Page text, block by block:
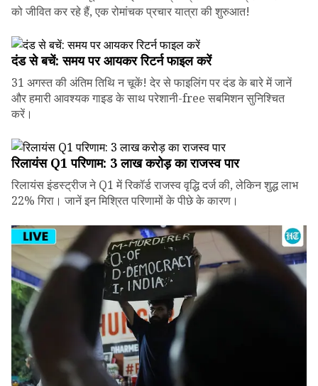
को जीवित कर रहे हैं, एक रोमांचक प्रचार यात्रा की शुरुआत!
दंड से बचें: समय पर आयकर रिटर्न फाइल करें
31 अगस्त की अंतिम तिथि न चूकें! देर से फाइलिंग पर दंड के बारे में जानें
और हमारी आवश्यक गाइड के साथ परेशानी-free सबमिशन सुनिश्चित
करें।
रिलायंस Q1 परिणाम: ₹3 लाख करोड़ का राजस्व पार
रिलायंस इंडस्ट्रीज ने Q1 में रिकॉर्ड राजस्व वृद्धि दर्ज की, लेकिन शुद्ध लाभ
22% गिरा। जानें इन मिश्रित परिणामों के पीछे के कारण।